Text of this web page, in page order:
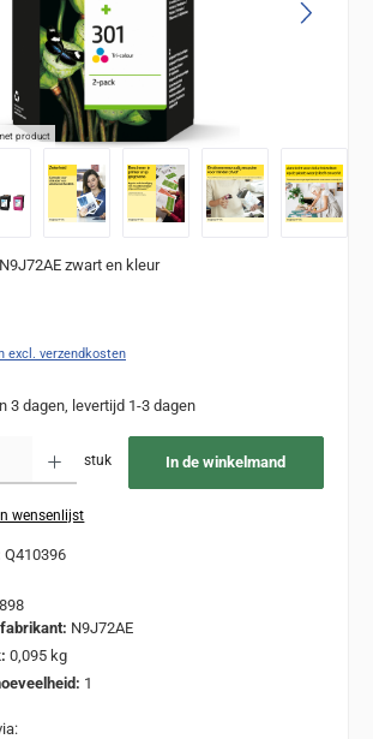
product
zwart en kleur
excl. verzendkosten
3 dagen, levertijd 1-3 dagen
stuk In de winkelmand
wensenlijst
Q410396
N9J72AE
0,095 kg
1